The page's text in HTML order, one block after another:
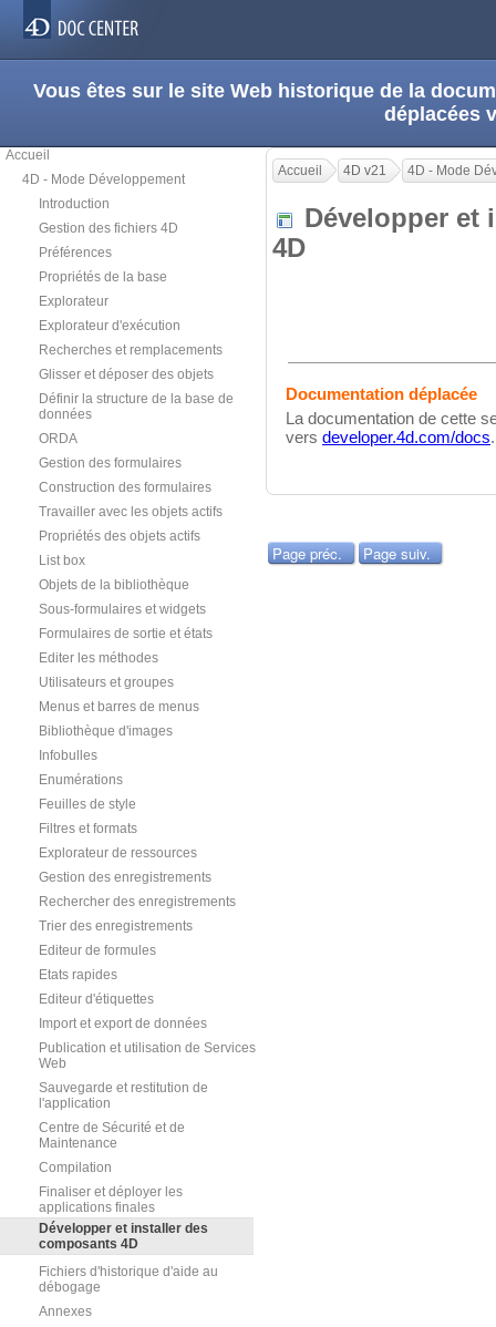
Vous êtes sur le site Web historique de la
déplacées
Accueil
4D - Mode Développement
Introduction
Gestion des fichiers 4D
Préférences
Propriétés de la base
Explorateur
Explorateur d'exécution
Recherches et remplacements
Glisser et déposer des objets
Définir la structure de la base de
données
ORDA
Gestion des formulaires
Construction des formulaires
Travailler avec les objets actifs
Propriétés des objets actifs
List box
Objets de la bibliothèque
Sous-formulaires et widgets
Formulaires de sortie et états
Editer les méthodes
Utilisateurs et groupes
Menus et barres de menus
Bibliothèque d'images
Infobulles
Enumérations
Feuilles de style
Filtres et formats
Explorateur de ressources
Gestion des enregistrements
Rechercher des enregistrements
Trier des enregistrements
Editeur de formules
Etats rapides
Editeur d'étiquettes
Import et export de données
Publication et utilisation de Services
Web
Sauvegarde et restitution de
l'application
Centre de Sécurité et de
Maintenance
Compilation
Finaliser et déployer les
applications finales
Développer et installer des
composants 4D
Fichiers d'historique d'aide au
débogage
Annexes
Accueil 4D v21 4D - Mode
Développer et
4D
Documentation déplacée
La documentation de cette
vers developer.4d.com/docs.
Page préc. Page suiv.